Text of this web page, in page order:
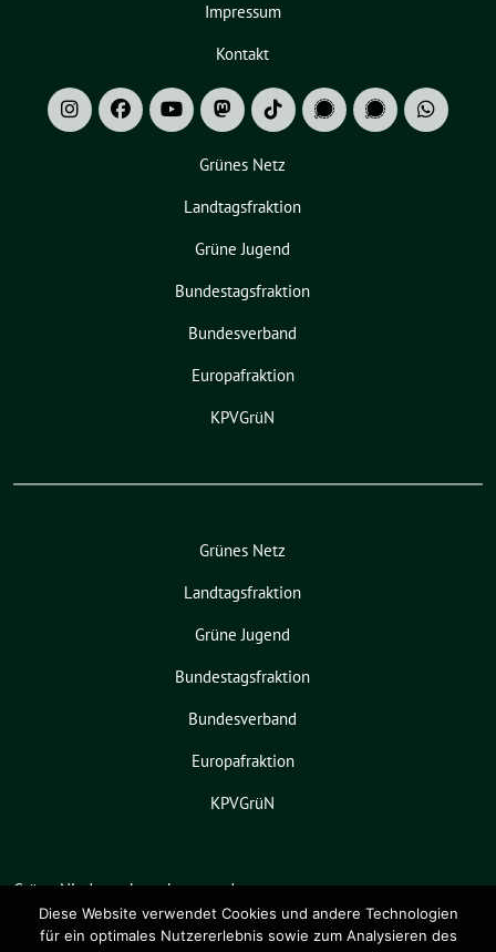
Impressum
Kontakt
Grünes Netz
Landtagsfraktion
Grüne Jugend
Bundestagsfraktion
Bundesverband
Europafraktion
KPVGrüN
Grünes Netz
Landtagsfraktion
Grüne Jugend
Bundestagsfraktion
Bundesverband
Europafraktion
KPVGrüN
Grüne Niedersachsen benutzt das
freie grüne Themesunflower ‐ ein
Angebot derverdigado eG.
Diese Website verwendet Cookies und andere Technologien
für ein optimales Nutzererlebnis sowie zum Analysieren des